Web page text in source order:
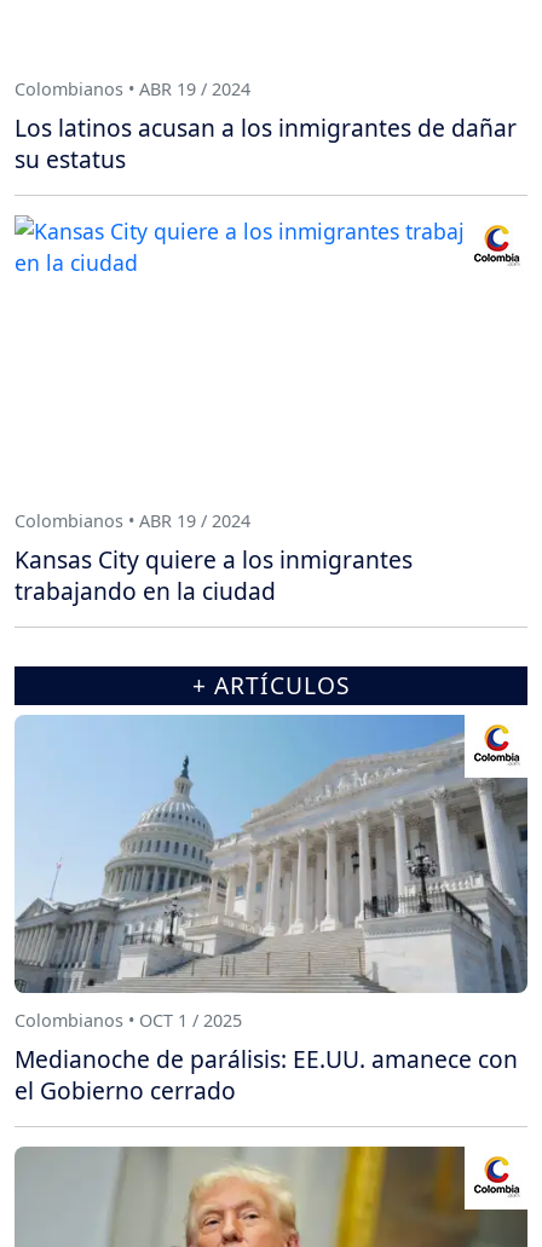
Colombianos • ABR 19 / 2024
Los latinos acusan a los inmigrantes de dañar
su estatus
Colombianos • ABR 19 / 2024
Kansas City quiere a los inmigrantes
trabajando en la ciudad
+ ARTÍCULOS
Colombianos • OCT 1 / 2025
Medianoche de parálisis: EE.UU. amanece con
el Gobierno cerrado